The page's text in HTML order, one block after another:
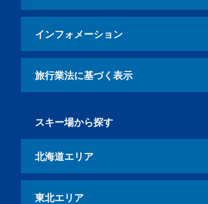
インフォメーション
旅行業法に基づく表示
スキー場から探す
北海道エリア
東北エリア